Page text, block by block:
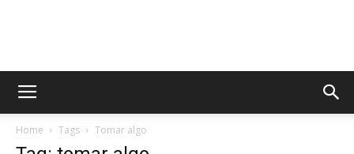
AppsTonic
Home Tags Tomar algo